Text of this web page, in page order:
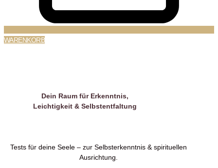
WARENKORB
Dein Raum für Erkenntnis,
Leichtigkeit & Selbstentfaltung
Tests für deine Seele – zur Selbsterkenntnis & spirituellen
Ausrichtung.